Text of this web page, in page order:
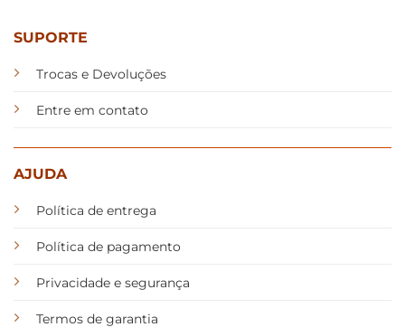
SUPORTE
Trocas e Devoluções
Entre em contato
AJUDA
Política de entrega
Política de pagamento
Privacidade e segurança
Termos de garantia